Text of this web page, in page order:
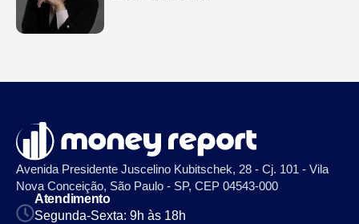
Avenida Presidente Juscelino Kubitschek, 28 - Cj. 101 - Vila
Nova Conceição, São Paulo - SP, CEP 04543-000
Atendimento
Segunda-Sexta: 9h às 18h